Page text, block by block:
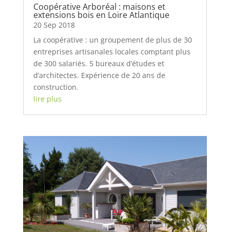
Coopérative Arboréal : maisons et
extensions bois en Loire Atlantique
20 Sep 2018
La coopérative : un groupement de plus de 30
entreprises artisanales locales comptant plus
de 300 salariés. 5 bureaux d’études et
d’architectes. Expérience de 20 ans de
construction.
lire plus